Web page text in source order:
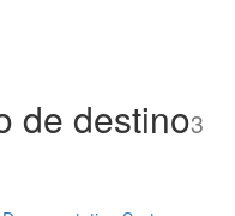
de destino3